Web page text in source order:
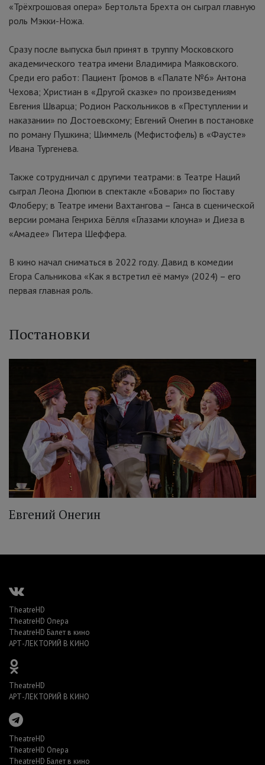
«Трёхгрошовая опера» Бертольта Брехта он сыграл главную
роль Мэкки-Ножа.
Сразу после выпуска был принят в труппу Московского
академического театра имени Владимира Маяковского.
Среди его работ: Пациент Громов в «Палате №6» Антона
Чехова; Христиан в «Другой сказке» по произведениям
Евгения Шварца; Родион Раскольников в «Преступлении и
наказании» по Достоевскому; Евгений Онегин в постановке
по роману Пушкина; Шиммель (Мефистофель) в «Фаусте»
Ивана Тургенева.
Также сотрудничал с другими театрами: в Театре Наций
сыграл Леона Дюпюи в спектакле «Бовари» по Гюставу
Флоберу; в Театре имени Вахтангова – Ганса в сценической
версии романа Генриха Бёлля «Глазами клоуна» и Диеза в
«Амадее» Питера Шеффера.
В кино начал сниматься в 2022 году. Давид в комедии
Егора Сальникова «Как я встретил её маму» (2024) – его
первая главная роль.
Постановки
Евгений Онегин
TheatreHD
TheatreHD Опера
TheatreHD Балет в кино
АРТ-ЛЕКТОРИЙ В КИНО
TheatreHD
АРТ-ЛЕКТОРИЙ В КИНО
TheatreHD
TheatreHD Опера
TheatreHD Балет в кино